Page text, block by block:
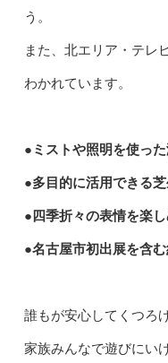
う。
また、北エリア・テレ
わかれています。
●ミストや照明を使っ
●多目的に活用できる
●四季折々の表情を楽
●名古屋市初出展を含
誰もが安心してくつろ
家族みんなで遊びにい